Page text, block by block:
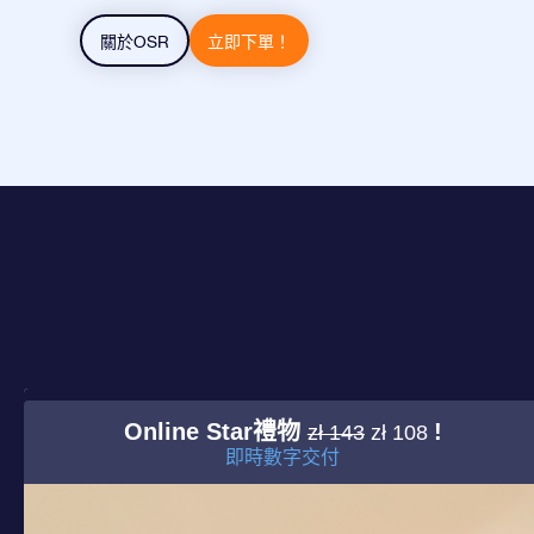
關於OSR 立即下單！
Online Star禮物zł 143 zł 108 !
即時數字交付